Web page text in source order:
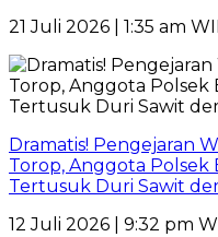
21 Juli 2026 | 1:35 am
Dramatis! Pengejaran
Torop, Anggota Polsek
Tertusuk Duri Sawit
12 Juli 2026 | 9:32 pm